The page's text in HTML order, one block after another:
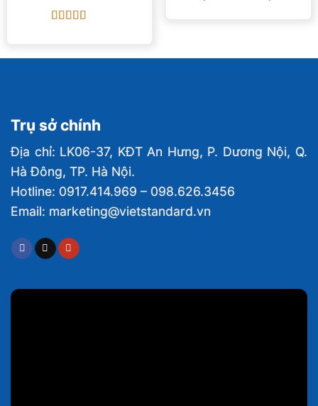
Trụ sở chính
Địa chỉ: LK06-37, KĐT An Hưng, P. Dương Nội, Q.
Hà Đông, TP. Hà Nội.
Hotline: 0917.414.969 – 098.626.3456
Email: marketing@vietstandard.vn